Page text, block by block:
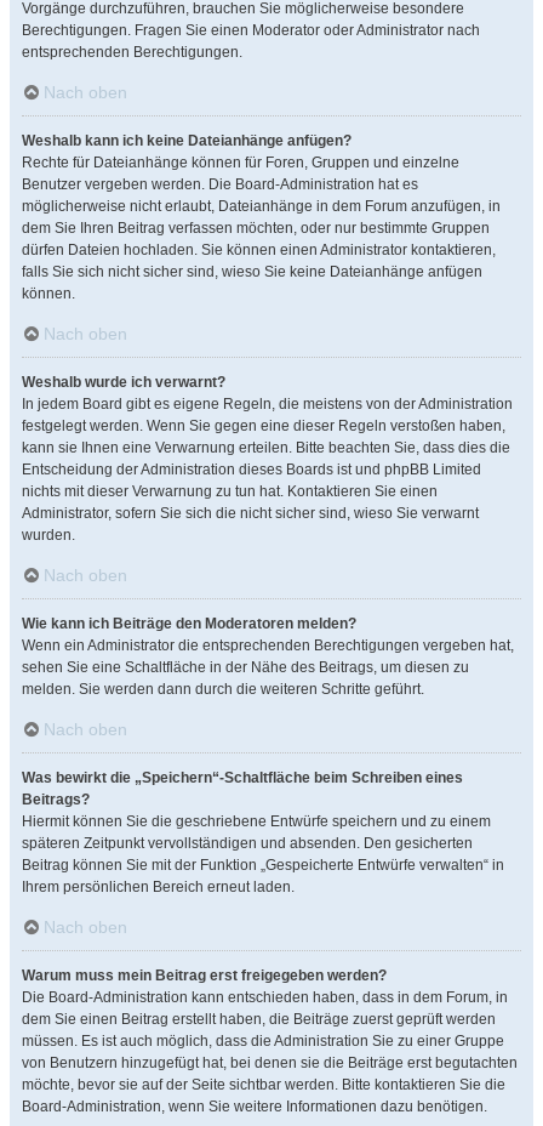
Vorgänge durchzuführen, brauchen Sie möglicherweise besondere
Berechtigungen. Fragen Sie einen Moderator oder Administrator nach
entsprechenden Berechtigungen.
Nach oben
Weshalb kann ich keine Dateianhänge anfügen?
Rechte für Dateianhänge können für Foren, Gruppen und einzelne
Benutzer vergeben werden. Die Board-Administration hat es
möglicherweise nicht erlaubt, Dateianhänge in dem Forum anzufügen, in
dem Sie Ihren Beitrag verfassen möchten, oder nur bestimmte Gruppen
dürfen Dateien hochladen. Sie können einen Administrator kontaktieren,
falls Sie sich nicht sicher sind, wieso Sie keine Dateianhänge anfügen
können.
Nach oben
Weshalb wurde ich verwarnt?
In jedem Board gibt es eigene Regeln, die meistens von der Administration
festgelegt werden. Wenn Sie gegen eine dieser Regeln verstoßen haben,
kann sie Ihnen eine Verwarnung erteilen. Bitte beachten Sie, dass dies die
Entscheidung der Administration dieses Boards ist und phpBB Limited
nichts mit dieser Verwarnung zu tun hat. Kontaktieren Sie einen
Administrator, sofern Sie sich die nicht sicher sind, wieso Sie verwarnt
wurden.
Nach oben
Wie kann ich Beiträge den Moderatoren melden?
Wenn ein Administrator die entsprechenden Berechtigungen vergeben hat,
sehen Sie eine Schaltfläche in der Nähe des Beitrags, um diesen zu
melden. Sie werden dann durch die weiteren Schritte geführt.
Nach oben
Was bewirkt die „Speichern“-Schaltfläche beim Schreiben eines
Beitrags?
Hiermit können Sie die geschriebene Entwürfe speichern und zu einem
späteren Zeitpunkt vervollständigen und absenden. Den gesicherten
Beitrag können Sie mit der Funktion „Gespeicherte Entwürfe verwalten“ in
Ihrem persönlichen Bereich erneut laden.
Nach oben
Warum muss mein Beitrag erst freigegeben werden?
Die Board-Administration kann entschieden haben, dass in dem Forum, in
dem Sie einen Beitrag erstellt haben, die Beiträge zuerst geprüft werden
müssen. Es ist auch möglich, dass die Administration Sie zu einer Gruppe
von Benutzern hinzugefügt hat, bei denen sie die Beiträge erst begutachten
möchte, bevor sie auf der Seite sichtbar werden. Bitte kontaktieren Sie die
Board-Administration, wenn Sie weitere Informationen dazu benötigen.